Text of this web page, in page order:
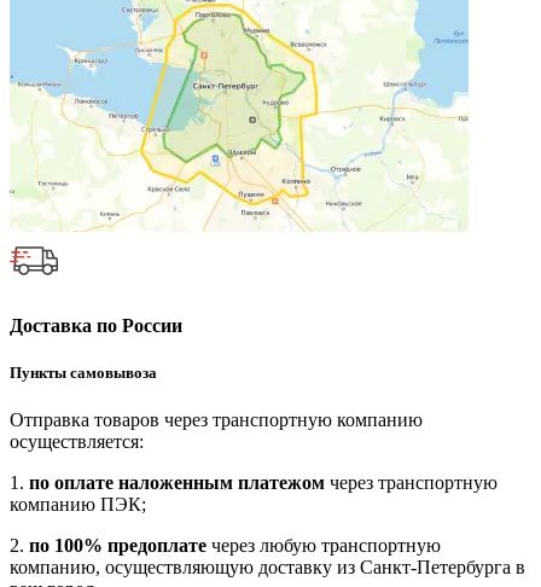
Доставка по России
Пункты самовывоза
Отправка товаров через транспортную компанию
осуществляется:
1. по оплате наложенным платежом через транспортную
компанию ПЭК;
2. по 100% предоплате через любую транспортную
компанию, осуществляющую доставку из Санкт-Петербурга в